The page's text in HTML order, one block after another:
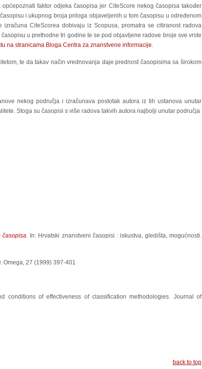
faktor odjeka časopisa jer CiteScore nekog časopisa također
i ukupnog broja priloga objaveljenih u tom časopisu u određenom
CiteScorea dobivaju iz Scopusa, promatra se citiranost radova
u prethodne tri godine te se pod objavljene radove broje sve vrste
na stranicama Bloga Centra za znanstvene informacije.
te da takav način vrednovanja daje prednost časopisima sa širokom
nekog područja i izračunava postotak autora iz tih ustanova unutar
Stoga su časopisi s više radova takvih autora najbolji unutar područja
časopisa. In: Hrvatski znanstveni časopisi : iskustva, gledišta, mogućnosti.
Omega, 27 (1999) 397-401
conditions of effectiveness of classification methodologies. Journal of
back to top